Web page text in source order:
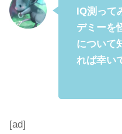
IQ測って
デミーを
について
れば幸い
[ad]